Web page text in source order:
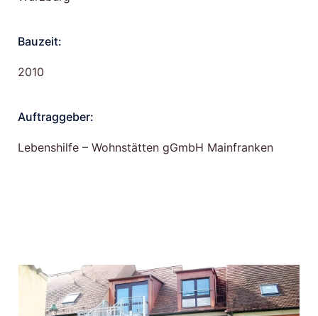
Bauzeit:
2010
Auftraggeber:
Lebenshilfe – Wohnstätten gGmbH Mainfranken